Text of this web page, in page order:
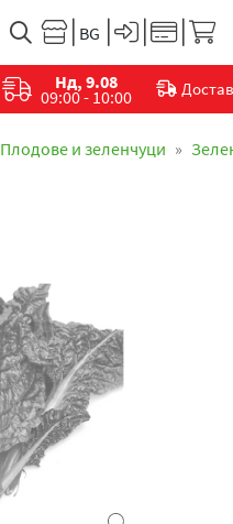
Нд, 9.08
09:00 - 10:00
Плодове и зеленчуци